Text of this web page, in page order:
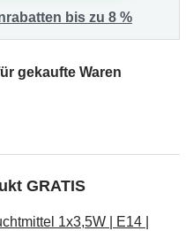
bis zu 8 %
gekaufte Waren
GRATIS
1x3,5W | E14 |